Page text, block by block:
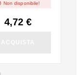
Non disponibile!
4,72 €